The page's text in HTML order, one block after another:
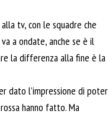
tv, con le squadre che
a ondate, anche se è il
la differenza alla fine è la
dato l’impressione di poter
hanno fatto. Ma